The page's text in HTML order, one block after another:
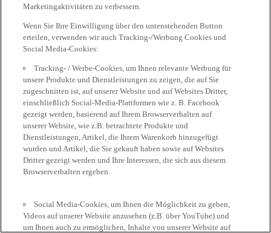
Marketingaktivitäten zu verbessern.
Wenn Sie Ihre Einwilligung über den untenstehenden Button
erteilen, verwenden wir auch Tracking-/Werbung Cookies und
Social Media-Cookies:
Tracking- / Werbe-Cookies, um Ihnen relevante Werbung für
unsere Produkte und Dienstleistungen zu zeigen, die auf Sie
zugeschnitten ist, auf unserer Website und auf Websites Dritter,
einschließlich Social-Media-Plattformen wie z. B. Facebook
gezeigt werden, basierend auf Ihrem Browserverhalten auf
unserer Website, wie z.B. betrachtete Produkte und
Dienstleistungen, Artikel, die Ihrem Warenkorb hinzugefügt
wurden und Artikel, die Sie gekauft haben sowie auf Websites
Dritter gezeigt werden und Ihre Interessen, die sich aus diesem
Browserverhalten ergeben.
Social Media-Cookies, um Ihnen die Möglichkeit zu geben,
Videos auf unserer Website anzusehen (z.B. über YouTube) und
um Ihnen auch zu ermöglichen, Inhalte von unserer Website auf